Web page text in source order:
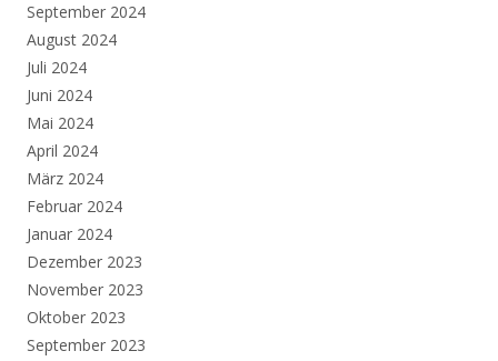
September 2024
August 2024
Juli 2024
Juni 2024
Mai 2024
April 2024
März 2024
Februar 2024
Januar 2024
Dezember 2023
November 2023
Oktober 2023
September 2023